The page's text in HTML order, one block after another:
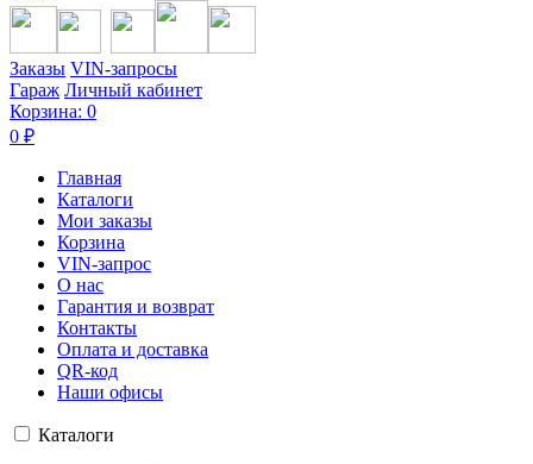
Заказы VIN-запросы
Гараж Личный кабинет
Корзина: 0
0 ₽
Главная
Каталоги
Мои заказы
Корзина
VIN-запрос
О нас
Гарантия и возврат
Контакты
Оплата и доставка
QR-код
Наши офисы
Каталоги